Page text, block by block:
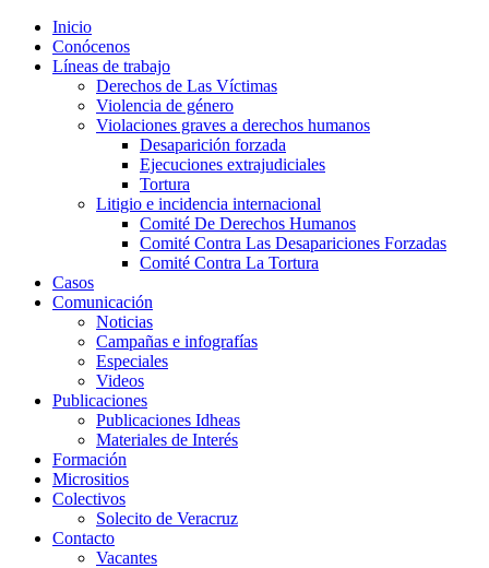
Inicio
Conócenos
Líneas de trabajo
Derechos de Las Víctimas
Violencia de género
Violaciones graves a derechos humanos
Desaparición forzada​
Ejecuciones extrajudiciales
Tortura
Litigio e incidencia internacional
Comité De Derechos Humanos​
Comité Contra Las Desapariciones Forzadas
Comité Contra La Tortura​
Casos
Comunicación
Noticias
Campañas e infografías
Especiales
Videos
Publicaciones
Publicaciones Idheas
Materiales de Interés
Formación
Micrositios
Colectivos
Solecito de Veracruz
Contacto
Vacantes